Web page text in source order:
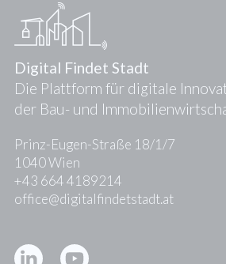
Digital Findet Stadt
Die Plattform für digitale
der Bau- und
Prinz-Eugen-Straße 18/1/7
1040 Wien
+43 664 4189214
office@digitalfindetstadt.at